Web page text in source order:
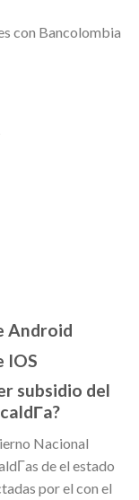
con Bancolombia
Android
IOS
subsidio del
Nacional
de el estado
por el con el